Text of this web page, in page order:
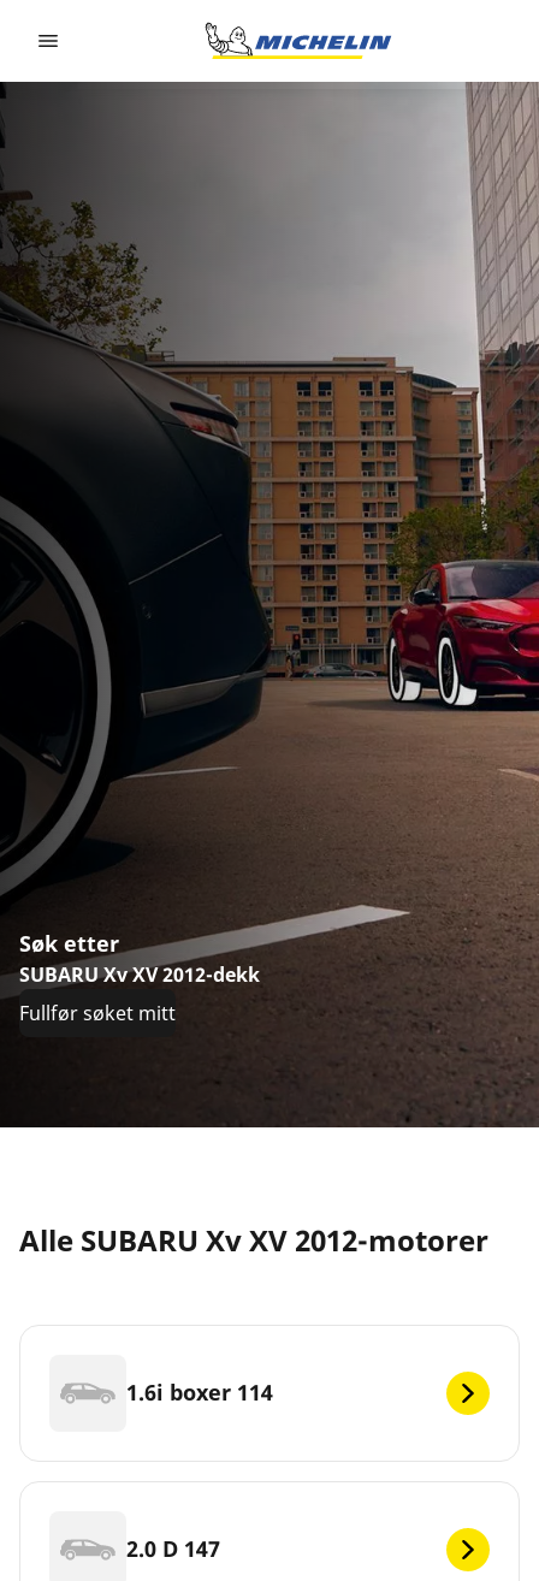
Søk etter
SUBARU Xv XV 2012-dekk
Fullfør søket mitt
Alle SUBARU Xv XV 2012-motorer
1.6i boxer 114
2.0 D 147